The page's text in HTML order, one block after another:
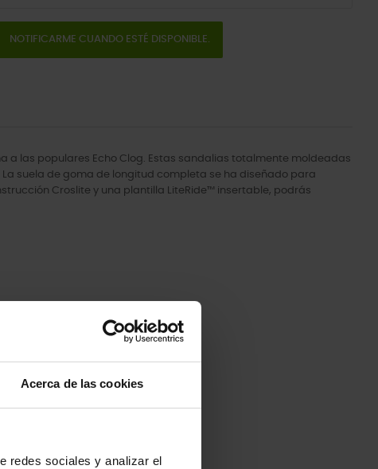
Acerca de las cookies
redes sociales y analizar el
NOTIFICARME CUANDO ESTÉ DISPONIBLE.
a las populares Echo Clog. Estas sandalias totalmente moldeadas
suela de goma de longitud completa se ha diseñado para
Croslite y una plantilla LiteRide™ insertable, podrás